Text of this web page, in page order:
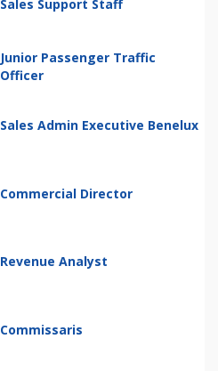
Sales Support Staff
Junior Passenger Traffic
Officer
Sales Admin Executive Benelux
Commercial Director
Revenue Analyst
Commissaris